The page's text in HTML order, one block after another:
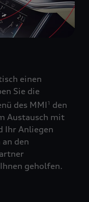
einen
Sie die
des MMI 1
den
Austausch mit
Ihr Anliegen
den
geholfen.